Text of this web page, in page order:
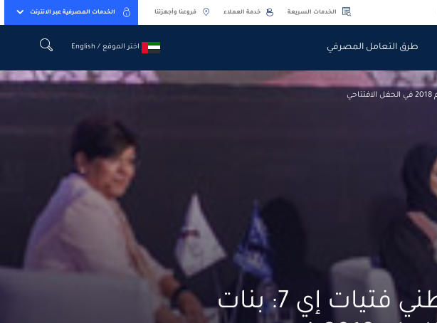
الخدمات السريعة خدمة العملاء فروعنا وأجهزتنا الخدمات المصرفية عبر الانترنت
طرق التعامل المصرفي
اختر الموقع / English
اختر الموقع / English
مبادرة «بنك الإمارات دبي الوطني فتيات إي 7: بنات